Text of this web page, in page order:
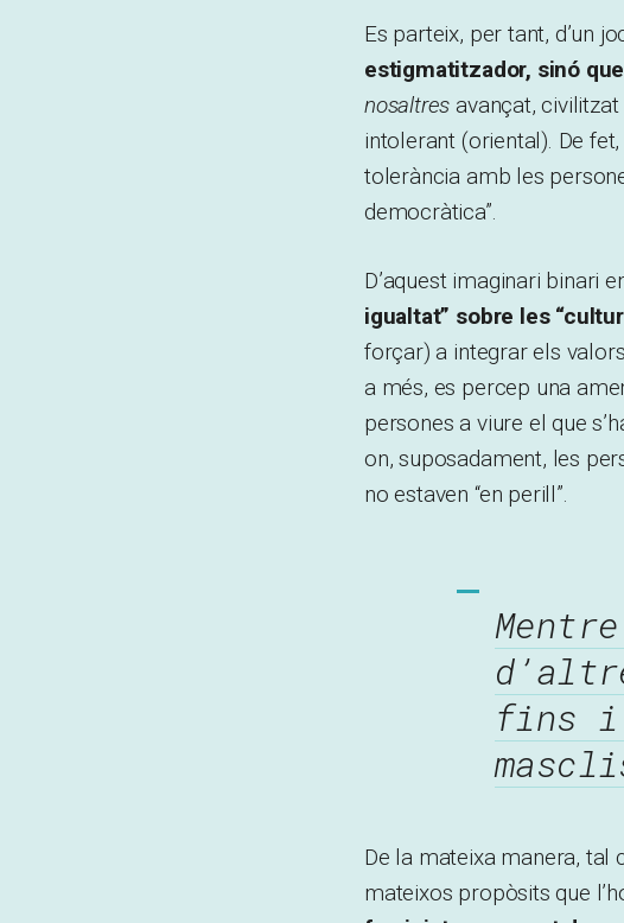
Es parteix, per tant, d’un
estigmatitzador, sinó
nosaltres avançat,
intolerant (oriental). De
tolerància amb les
democràtica”.
D’aquest imaginari binari
igualtat” sobre les
forçar) a integrar els
a més, es percep una
persones a viure el que
on, suposadament, les
no estaven “en perill”.
fins i
De la mateixa manera, tal
mateixos propòsits que